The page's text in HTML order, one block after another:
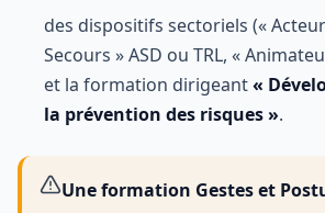
des dispositifs sectoriels («
Secours » ASD ou TRL, «
et la formation dirigeant«
la prévention des risques ».
Une formation Gestes et